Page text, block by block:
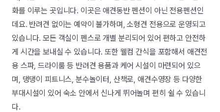
화를 이루는 곳입니다. 이곳은 애견동반 펜션이 아닌 전용펜션인
데요. 반려견 없이는 예약이 불가하며, 소형견 전용으로 운영되고
있습니다. 모든 객실이 펜스로 개별 분리되어 있어 편하고 안전하
게 시간을 보내실 수 있습니다. 또한 웰컴 간식을 포함해서 애견전
용 스파, 드라이룸 등 반려견 용품과 케어 시설이 마련되어 있으
며, 댕댕이 피트니스, 분수놀이터, 산책로, 애견수영장 등 다양한
부대시설이 있어 숙소 안에서 신나게 뛰어놀며 편히 쉴 수 있습니
다.